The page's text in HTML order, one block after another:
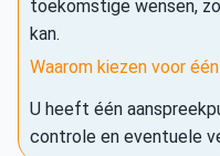
toekomstige wensen,
kan.
Waarom kiezen voor
U heeft één
controle en eventuele